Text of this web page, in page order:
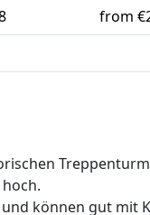
from
können gut mit